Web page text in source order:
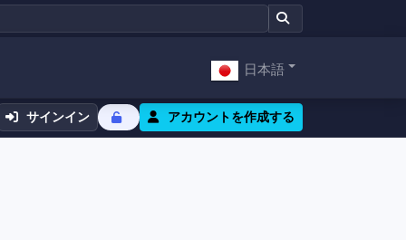
日本語
サインイン アカウントを作成する